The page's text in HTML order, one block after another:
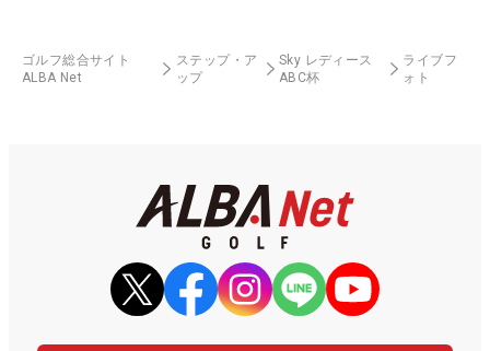
ゴルフ総合サイト
ALBA Net
ステップ・ア
ップ
Sky レディース
ABC杯
ライブフ
ォト